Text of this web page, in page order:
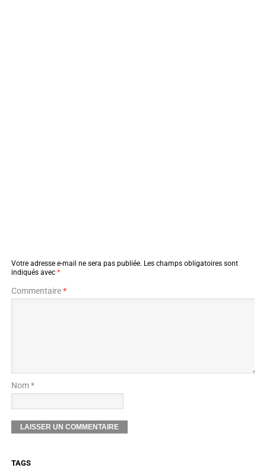
Votre adresse e-mail ne sera pas publiée. Les champs obligatoires sont
indiqués avec *
Commentaire*
Nom *
TAGS